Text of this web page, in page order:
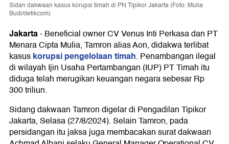
Sidan dakwaan kasus korupsi timah di PN Tipikor Jakarta (Foto: Mulia
Budi/detikcom)
Jakarta-Beneficial owner CV Venus Inti Perkasa dan PT
Menara Cipta Mulia, Tamron alias Aon, didakwa terlibat
kasuskorupsi pengelolaan timah. Penambangan ilegal
di wilayah Ijin Usaha Pertambangan (IUP) PT Timah itu
diduga telah merugikan keuangan negara sebesar Rp
300 triliun.
Sidang dakwaan Tamron digelar di Pengadilan Tipikor
Jakarta, Selasa (27/8/2024). Selain Tamron, pada
persidangan itu jaksa juga membacakan surat dakwaan